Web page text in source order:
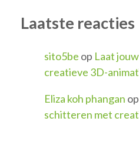
Laatste reacties
sito5be op Laat
creatieve 3D-
Eliza koh phangan op
schitteren met